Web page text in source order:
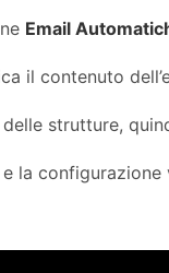
Email
il contenuto
delle strutture,
e la configurazione